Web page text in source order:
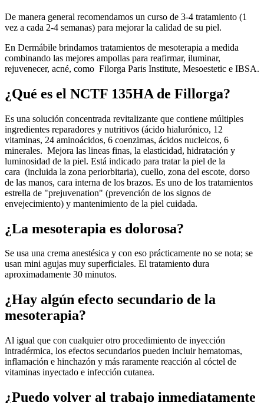
De manera general recomendamos un curso de 3-4 tratamiento (1
vez a cada 2-4 semanas) para mejorar la calidad de su piel.
En Dermábile brindamos tratamientos de mesoterapia a medida
combinando las mejores ampollas para reafirmar, iluminar,
rejuvenecer, acné, como Filorga Paris Institute, Mesoestetic e IBSA.
¿Qué es el NCTF 135HA de Fillorga?
Es una solución concentrada revitalizante que contiene múltiples
ingredientes reparadores y nutritivos (ácido hialurónico, 12
vitaminas, 24 aminoácidos, 6 coenzimas, ácidos nucleicos, 6
minerales. Mejora las lineas finas, la elasticidad, hidratación y
luminosidad de la piel. Está indicado para tratar la piel de la
cara (incluida la zona periorbitaria), cuello, zona del escote, dorso
de las manos, cara interna de los brazos. Es uno de los tratamientos
estrella de "prejuvenation" (prevención de los signos de
envejecimiento) y mantenimiento de la piel cuidada.
¿La mesoterapia es dolorosa?
Se usa una crema anestésica y con eso prácticamente no se nota; se
usan mini agujas muy superficiales. El tratamiento dura
aproximadamente 30 minutos.
¿Hay algún efecto secundario de la
mesoterapia?
Al igual que con cualquier otro procedimiento de inyección
intradérmica, los efectos secundarios pueden incluir hematomas,
inflamación e hinchazón y más raramente reacción al cóctel de
vitaminas inyectado e infección cutanea.
¿Puedo volver al trabajo inmediatamente